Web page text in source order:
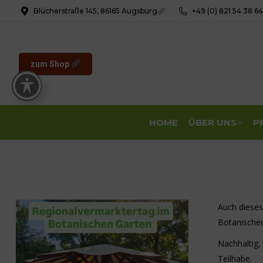
Blücherstraße 145, 86165 Augsburg +49 (0) 821 54 38
zum Shop
HOME ÜBER UNS
Auch
Teilhabe.